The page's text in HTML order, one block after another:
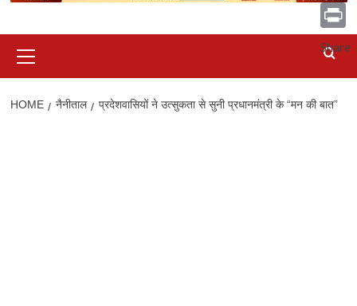
Menu
HOME नैनीताल प्रदेशवासियों ने उत्सुकता से सुनी प्रधानमंत्री के “मन की बात”
Print
Share